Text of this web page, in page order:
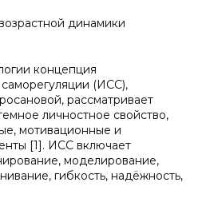
динамики
концепция
(ИСС),
рассматривает
личностное свойство,
мотивационные и
[1]. ИСС включает
моделирование,
гибкость, надёжность,